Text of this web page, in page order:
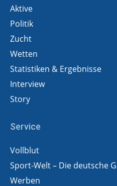
Aktive
Politik
Zucht
Wetten
Statistiken & Ergebnisse
Interview
Story
Service
Vollblut
Sport-Welt – Die deutsche
Werben